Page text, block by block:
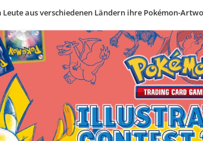
Leute aus verschiedenen Ländern ihre Pokémon-